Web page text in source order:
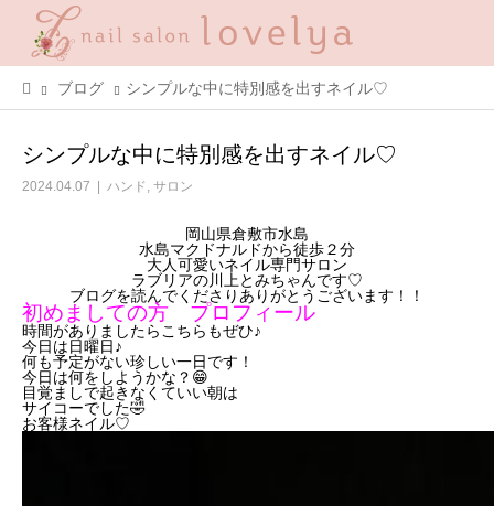
ブログ シンプルな中に特別感を出すネイル♡
シンプルな中に特別感を出すネイル♡
2024.04.07 ハンド , サロン
岡山県倉敷市水島
水島マクドナルドから徒歩２分
大人可愛いネイル専門サロン
ラブリアの川上とみちゃんです♡
ブログを読んでくださりありがとうございます！！
初めましての方 プロフィール
時間がありましたらこちらもぜひ♪
今日は日曜日♪
何も予定がない珍しい一日です！
今日は何をしようかな？😁
目覚ましで起きなくていい朝は
サイコーでした🤣
お客様ネイル♡